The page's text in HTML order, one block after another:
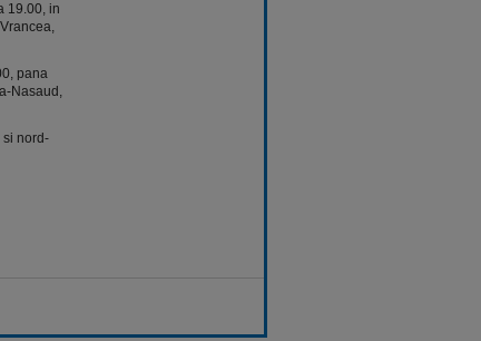
19.00, in
pana
Nasaud,
si nord-